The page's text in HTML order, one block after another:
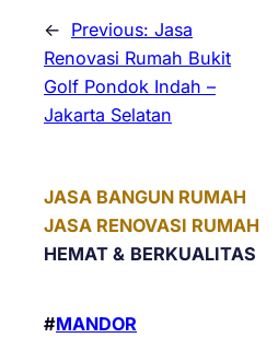
← Previous: Jasa
Renovasi Rumah Bukit
Golf Pondok Indah –
Jakarta Selatan
JASA BANGUN RUMAH
JASA RENOVASI RUMAH
HEMAT & BERKUALITAS
#MANDOR